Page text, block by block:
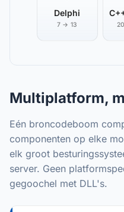
Delphi
7 → 13
Multiplatform,
Eén broncodeboom
componenten op elke
elk groot
server. Geen
gegoochel met DLL's.